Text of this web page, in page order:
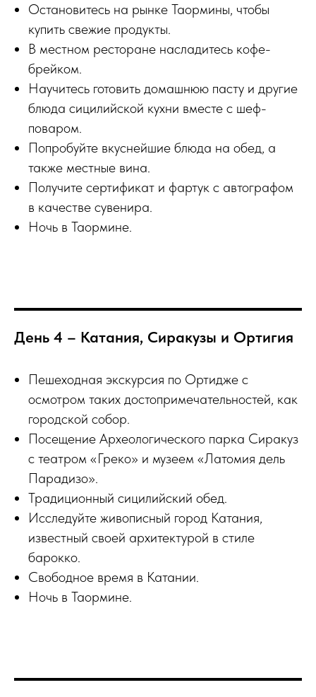
Остановитесь на рынке Таормины, чтобы
купить свежие продукты.
В местном ресторане насладитесь кофе-
брейком.
Научитесь готовить домашнюю пасту и другие
блюда сицилийской кухни вместе с шеф-
поваром.
Попробуйте вкуснейшие блюда на обед, а
также местные вина.
Получите сертификат и фартук с автографом
в качестве сувенира.
Ночь в Таормине.
День 4 – Катания, Сиракузы и Ортигия
Пешеходная экскурсия по Ортидже с
осмотром таких достопримечательностей, как
городской собор.
Посещение Археологического парка Сиракуз
с театром «Греко» и музеем «Латомия дель
Парадизо».
Традиционный сицилийский обед.
Исследуйте живописный город Катания,
известный своей архитектурой в стиле
барокко.
Свободное время в Катании.
Ночь в Таормине.